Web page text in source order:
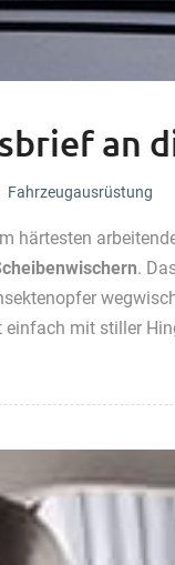
an
Fahrzeugausrüstung
härtesten
.
einfach mit stiller